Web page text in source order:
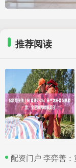
推荐阅读
配资门户 李弈善：